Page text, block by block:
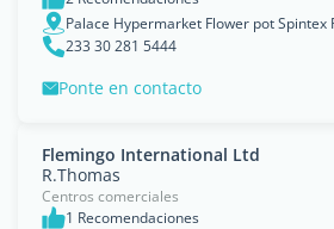
Palace Hypermarket Flower pot Spintex
233 30 281 5444
Ponte en contacto
Flemingo International Ltd
R.Thomas
Centros comerciales
1 Recomendaciones